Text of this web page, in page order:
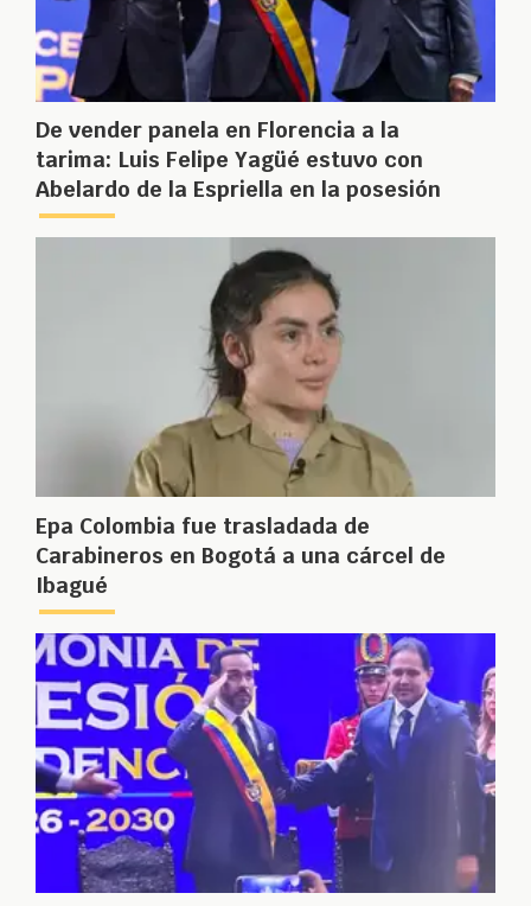
De vender panela en Florencia a la
tarima: Luis Felipe Yagüé estuvo con
Abelardo de la Espriella en la posesión
Epa Colombia fue trasladada de
Carabineros en Bogotá a una cárcel de
Ibagué